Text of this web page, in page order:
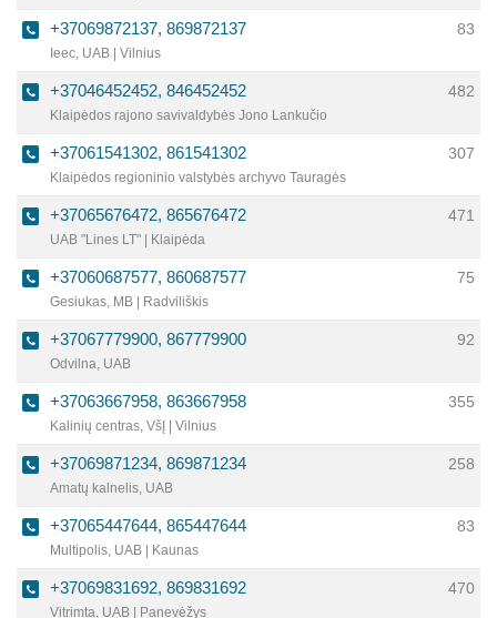
+37069872137, 869872137
Ieec, UAB | Vilnius
83
+37046452452, 846452452
Klaipėdos rajono savivaldybės Jono Lankučio
482
+37061541302, 861541302
Klaipėdos regioninio valstybės archyvo Tauragės
307
+37065676472, 865676472
UAB "Lines LT" | Klaipėda
471
+37060687577, 860687577
Gesiukas, MB | Radviliškis
75
+37067779900, 867779900
Odvilna, UAB
92
+37063667958, 863667958
Kalinių centras, VšĮ | Vilnius
355
+37069871234, 869871234
Amatų kalnelis, UAB
258
+37065447644, 865447644
Multipolis, UAB | Kaunas
83
+37069831692, 869831692
Vitrimta, UAB | Panevėžys
470